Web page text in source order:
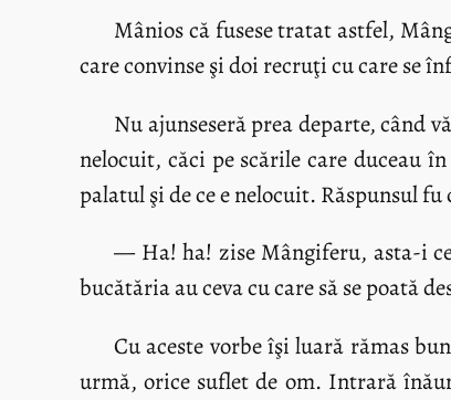
Mânios că fusese tratat astfel,
care convinse şi doi recruţi cu care se
Nu ajunseseră prea departe, când
nelocuit, căci pe scările care duceau
palatul şi de ce e nelocuit. Răspunsul
— Ha! ha! zise Mângiferu, asta-i
bucătăria au ceva cu care să se poată
Cu aceste vorbe îşi luară rămas
urmă, orice suflet de om. Intrară